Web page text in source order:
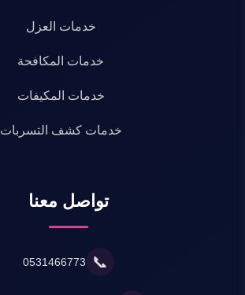
خدمات العزل
خدمات المكافحة
خدمات المكيفات
خدمات كشف التسربات
تواصل معنا
📞
0531466773